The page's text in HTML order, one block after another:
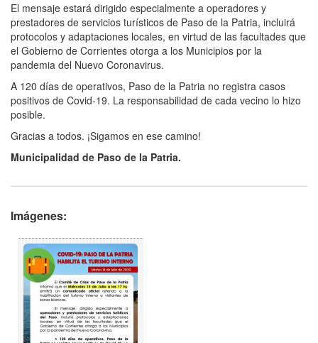
El mensaje estará dirigido especialmente a operadores y
prestadores de servicios turísticos de Paso de la Patria, incluirá
protocolos y adaptaciones locales, en virtud de las facultades que
el Gobierno de Corrientes otorga a los Municipios por la
pandemia del Nuevo Coronavirus.
A 120 días de operativos, Paso de la Patria no registra casos
positivos de Covid-19. La responsabilidad de cada vecino lo hizo
posible.
Gracias a todos. ¡Sigamos en ese camino!
Municipalidad de Paso de la Patria.
Imágenes: